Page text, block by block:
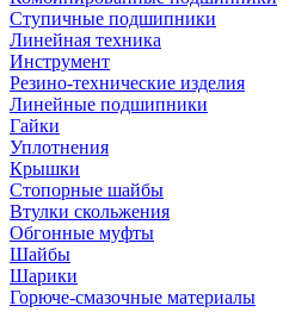
Ступичные подшипники
Линейная техника
Инструмент
Резино-технические изделия
Линейные подшипники
Гайки
Уплотнения
Крышки
Стопорные шайбы
Втулки скольжения
Обгонные муфты
Шайбы
Шарики
Горюче-смазочные материалы